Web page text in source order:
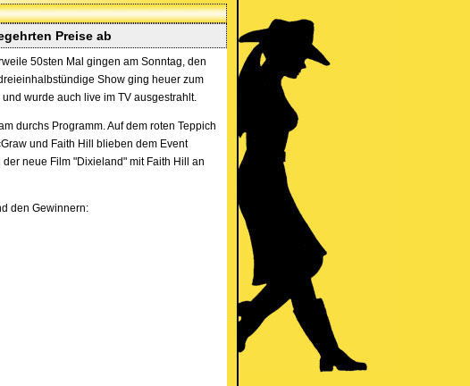
Preise ab
50sten Mal gingen am Sonntag, den
Show ging heuer zum
wurde auch live im TV ausgestrahlt.
durchs Programm. Auf dem roten Teppich
und Faith Hill blieben dem Event
neue Film "Dixieland" mit Faith Hill an
den Gewinnern: